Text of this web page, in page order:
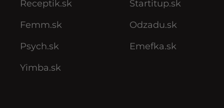
Receptik.sk
Femm.sk
Psych.sk
Yimba.sk
Startitup.sk
Odzadu.sk
Emefka.sk